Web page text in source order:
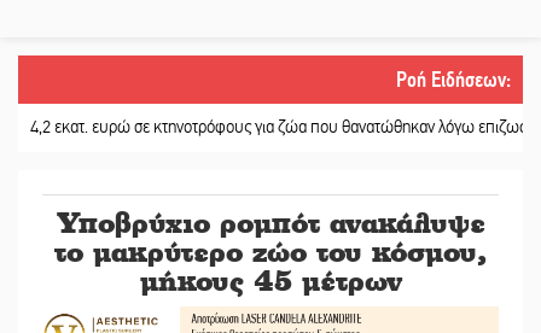
Ροή Ειδήσεων:
εκατ. ευρώ σε κτηνοτρόφους για ζώα που θανατώθηκαν λόγω επιζωοτιών
Υποβρύχιο ρομπότ ανακάλυψε
το μακρύτερο ζώο του κόσμου,
μήκους 45 μέτρων